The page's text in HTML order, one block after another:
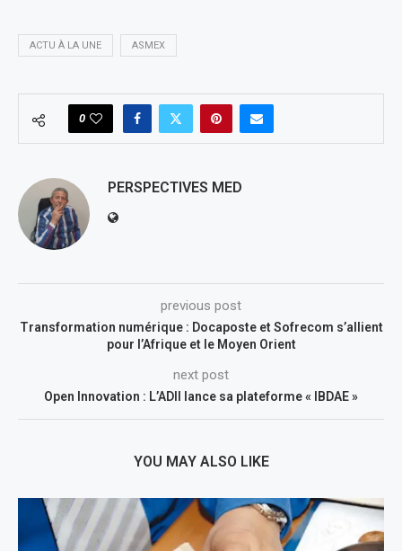
ACTU À LA UNE ASMEX
0
PERSPECTIVES MED
previous post
Transformation numérique : Docaposte et Sofrecom s’allient
pour l’Afrique et le Moyen Orient
next post
Open Innovation : L’ADII lance sa plateforme « IBDAE »
YOU MAY ALSO LIKE